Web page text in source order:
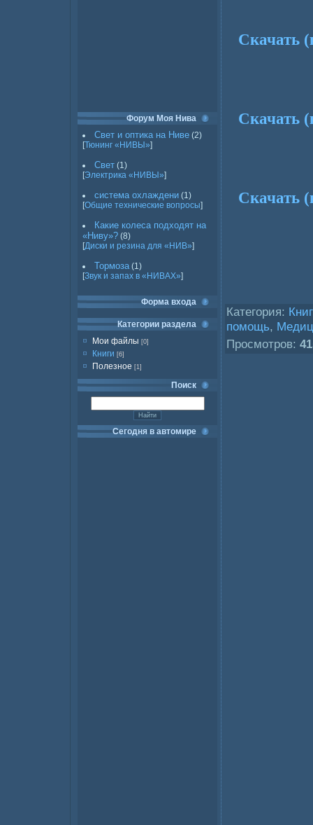
Форум Моя Нива
Свет и оптика на Ниве (2)
[Тюнинг «НИВЫ»]
Свет (1)
[Электрика «НИВЫ»]
система охлаждени (1)
[Общие технические вопросы]
Какие колеса подходят на
«Ниву»? (8)
[Диски и резина для «НИВ»]
Тормоза (1)
[Звук и запах в «НИВАХ»]
Форма входа
Категории раздела
Мои файлы [0]
Книги [6]
Полезное [1]
Поиск
Сегодня в автомире
Скачать
Скачать
Скачать
Категория:
помощь,
Просмотров: